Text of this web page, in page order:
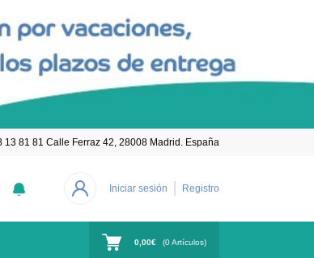
13 81 81 Calle Ferraz 42, 28008 Madrid. España
Iniciar sesión Registro
0,00€ (0Artículos)